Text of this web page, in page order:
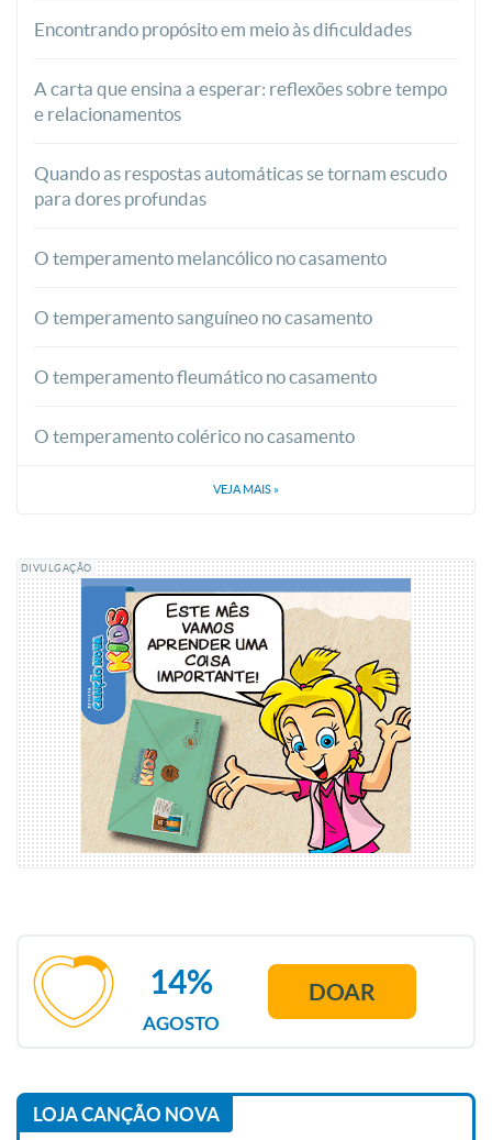
Encontrando propósito em meio às dificuldades
A carta que ensina a esperar: reflexões sobre tempo
e relacionamentos
Quando as respostas automáticas se tornam escudo
para dores profundas
O temperamento melancólico no casamento
O temperamento sanguíneo no casamento
O temperamento fleumático no casamento
O temperamento colérico no casamento
VEJA MAIS »
DIVULGAÇÃO
AGOSTO
14% DOAR
LOJA CANÇÃO NOVA